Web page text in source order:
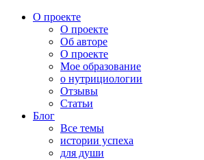
О проекте
О проекте
Об авторе
О проекте
Мое образование
о нутрициологии
Отзывы
Статьи
Блог
Все темы
истории успеха
для души